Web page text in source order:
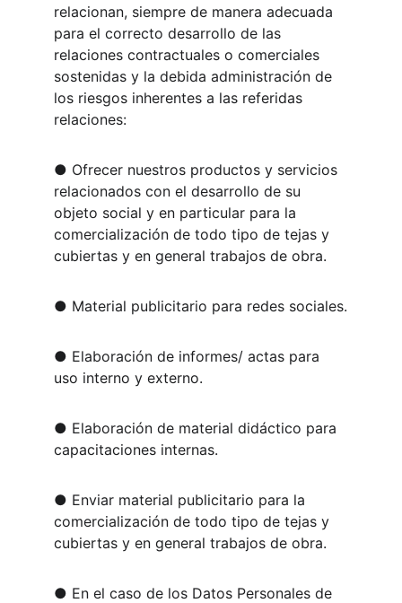
relacionan, siempre de manera adecuada
para el correcto desarrollo de las
relaciones contractuales o comerciales
sostenidas y la debida administración de
los riesgos inherentes a las referidas
relaciones:
● Ofrecer nuestros productos y servicios
relacionados con el desarrollo de su
objeto social y en particular para la
comercialización de todo tipo de tejas y
cubiertas y en general trabajos de obra.
● Material publicitario para redes sociales.
● Elaboración de informes/ actas para
uso interno y externo.
● Elaboración de material didáctico para
capacitaciones internas.
● Enviar material publicitario para la
comercialización de todo tipo de tejas y
cubiertas y en general trabajos de obra.
● En el caso de los Datos Personales de